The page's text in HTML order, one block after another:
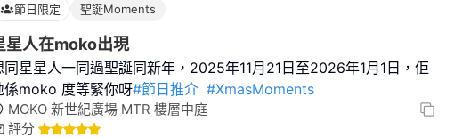
節日限定 聖誕Moments
星人在moko出現
同星星人一同過聖誕同新年，2025年11月21日至2026年1月1日，佢
係moko 度等緊你呀#節日推介 #XmasMoments
MOKO 新世紀廣場 MTR 樓層中庭
評分